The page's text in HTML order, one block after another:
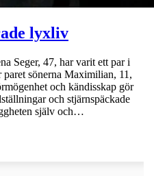
lyxliv
Seger, 47, har varit ett par i
sönerna Maximilian, 11,
och kändisskap gör
och stjärnspäckade
själv och…